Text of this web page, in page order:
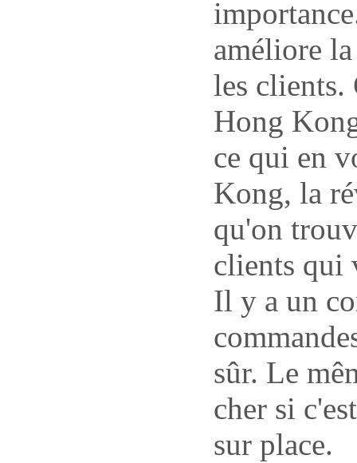
améliore
les clients.
Hong
ce qui en
Kong, la
qu'on
clients qui
Il y a un
sûr. Le
cher si
sur place.